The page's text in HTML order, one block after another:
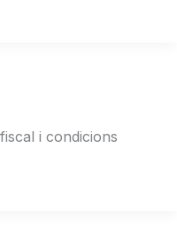
i condicions